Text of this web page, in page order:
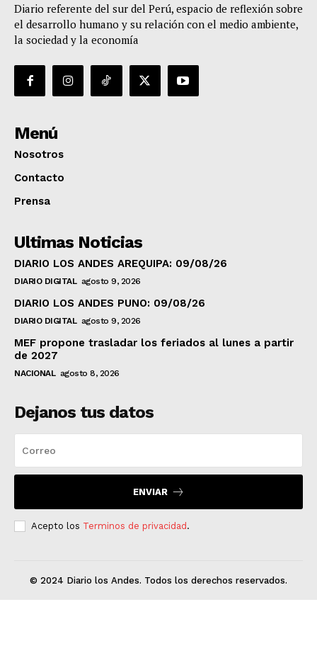
Diario referente del sur del Perú, espacio de reflexión sobre
el desarrollo humano y su relación con el medio ambiente,
la sociedad y la economía
Menú
Nosotros
Contacto
Prensa
Ultimas Noticias
DIARIO LOS ANDES AREQUIPA: 09/08/26
DIARIO DIGITAL agosto 9, 2026
DIARIO LOS ANDES PUNO: 09/08/26
DIARIO DIGITAL agosto 9, 2026
MEF propone trasladar los feriados al lunes a partir
de 2027
NACIONAL agosto 8, 2026
Dejanos tus datos
ENVIAR
Acepto los Terminos de privacidad .
© 2024 Diario los Andes. Todos los derechos reservados.